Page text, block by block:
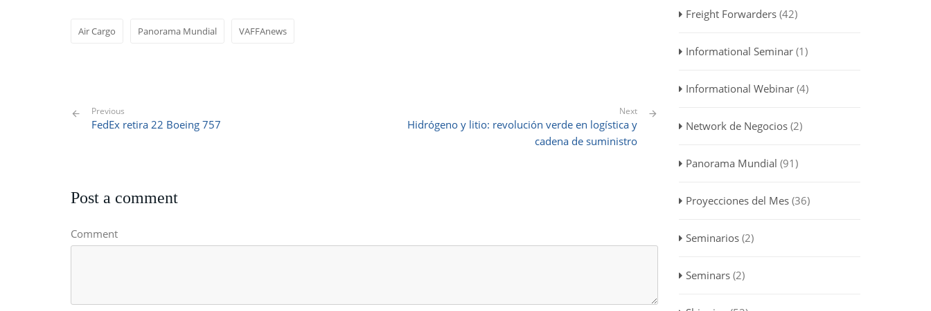
Air Cargo Panorama Mundial VAFFAnews
Previous
FedEx retira 22 Boeing 757
Next
Hidrógeno y litio: revolución verde en logística y
cadena de suministro
Post a comment
Comment
Freight Forwarders(42)
Informational Seminar(1)
Informational Webinar(4)
Network de Negocios(2)
Panorama Mundial (91)
Proyecciones del Mes(36)
Seminarios(2)
Seminars(2)